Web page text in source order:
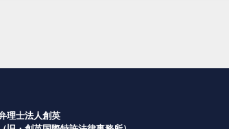
理士法人創英